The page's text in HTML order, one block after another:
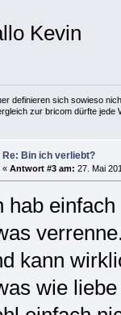
Kevin
definieren sich sowieso
zur bricom dürfte jede
Re: Bin ich verliebt?
« Antwort #3 am: 27. Mai
hab
kann
wie